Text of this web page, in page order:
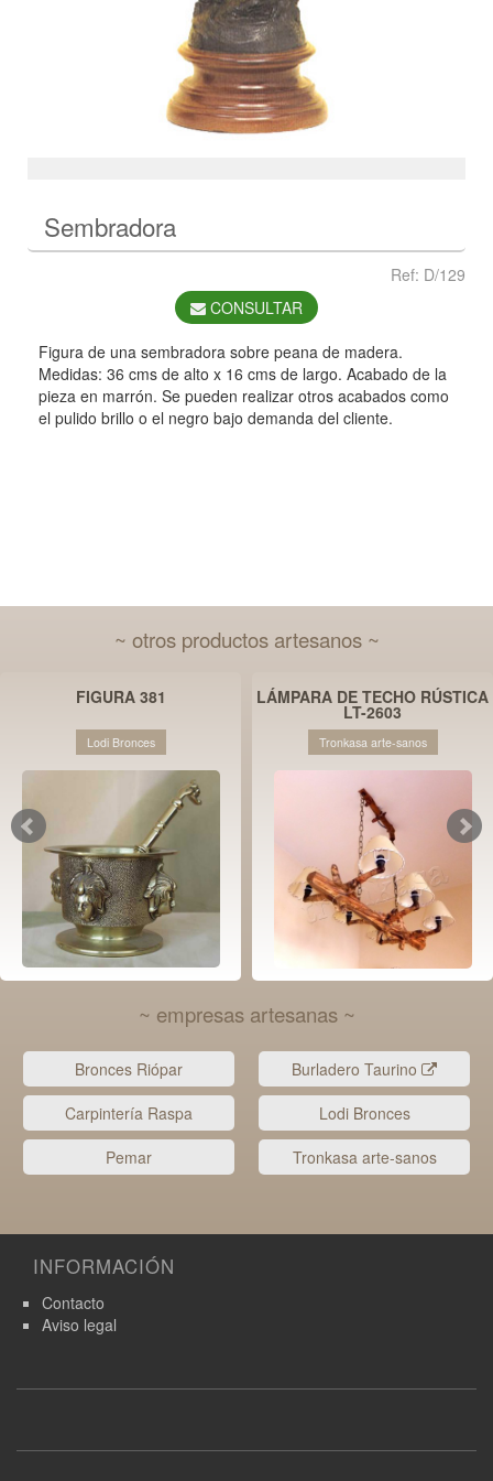
Sembradora
Ref: D/129
CONSULTAR
Figura de una sembradora sobre peana de madera.
Medidas: 36 cms de alto x 16 cms de largo. Acabado de la
pieza en marrón. Se pueden realizar otros acabados como
el pulido brillo o el negro bajo demanda del cliente.
~ otros productos artesanos ~
FIGURA 381
Lodi Bronces
LÁMPARA DE TECHO RÚSTICA
LT-2603
Tronkasa arte-sanos
~ empresas artesanas ~
Bronces Riópar
Burladero Taurino
Carpintería Raspa
Lodi Bronces
Pemar
Tronkasa arte-sanos
INFORMACIÓN
Contacto
Aviso legal